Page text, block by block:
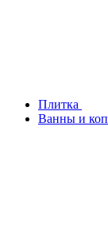
Плитка
Ванны и